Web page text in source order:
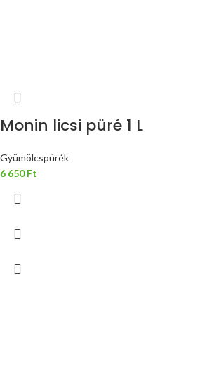
Monin licsi püré 1 L
Gyümölcspürék
6 650Ft